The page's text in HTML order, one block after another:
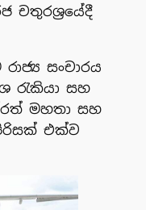
චතුරශ්‍රයේදී
සංචාරය
රැකියා සහ
මහතා සහ
එක්ව